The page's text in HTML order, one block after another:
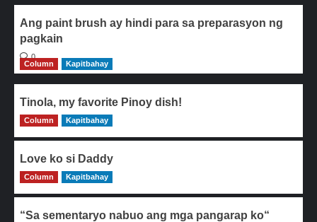
Ang paint brush ay hindi para sa preparasyon ng
pagkain
0
Column
Kapitbahay
Tinola, my favorite Pinoy dish!
0
Column Kapitbahay
Love ko si Daddy
0
Column Kapitbahay
“Sa sementaryo nabuo ang mga pangarap ko“